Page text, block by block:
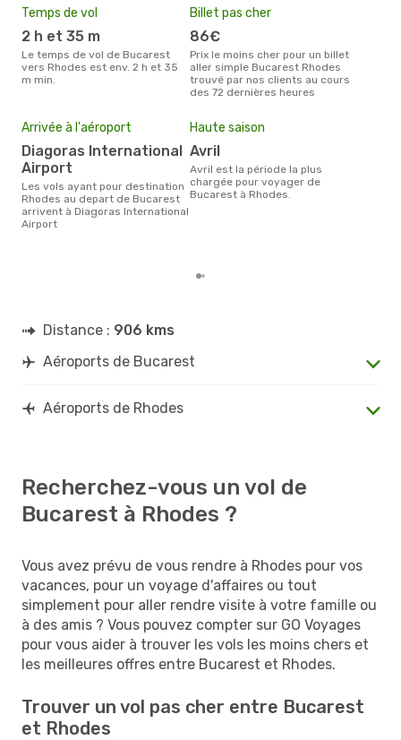
Temps de vol
2 h et 35 m
Le temps de vol de Bucarest
vers Rhodes est env. 2 h et 35
m min.
Billet pas cher
86€
Prix le moins cher pour un billet
aller simple Bucarest Rhodes
trouvé par nos clients au cours
des 72 dernières heures
Arrivée à l'aéroport
Diagoras International
Airport
Les vols ayant pour destination
Rhodes au depart de Bucarest
arrivent à Diagoras International
Airport
Haute saison
avril
avril est la période la plus
chargée pour voyager de
Bucarest à Rhodes.
Distance : 906 kms
Aéroports de Bucarest
Aéroports de Rhodes
Recherchez-vous un vol de
Bucarest à Rhodes ?
Vous avez prévu de vous rendre à Rhodes pour vos
vacances, pour un voyage d'affaires ou tout
simplement pour aller rendre visite à votre famille ou
à des amis ? Vous pouvez compter sur GO Voyages
pour vous aider à trouver les vols les moins chers et
les meilleures offres entre Bucarest et Rhodes.
Trouver un vol pas cher entre Bucarest
et Rhodes